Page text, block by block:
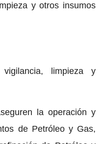
y otros insumos
limpieza y
la operación y
de Petróleo y Gas,